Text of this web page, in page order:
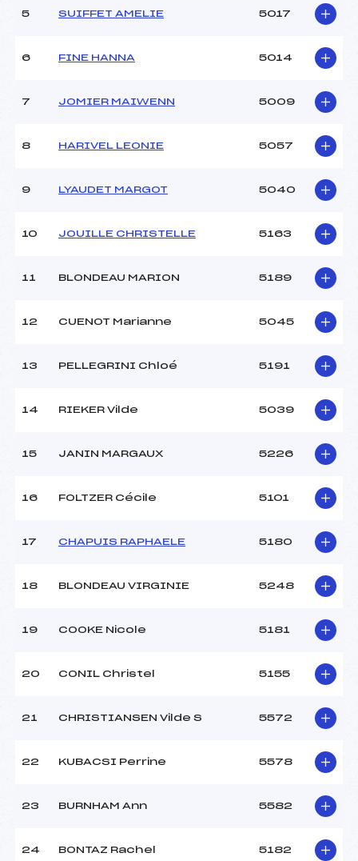
Montée Max. :
Coefficient :
1400
5 SUIFFET AMELIE 5017
6 FINE HANNA 5014
7 JOMIER MAIWENN 5009
8 HARIVEL LEONIE 5057
9 LYAUDET MARGOT 5040
10 JOUILLE CHRISTELLE 5163
11 BLONDEAU MARION 5189
12 CUENOT Marianne 5045
13 PELLEGRINI Chloé 5191
14 RIEKER Vilde 5039
15 JANIN MARGAUX 5226
16 FOLTZER Cécile 5101
17 CHAPUIS RAPHAELE 5180
18 BLONDEAU VIRGINIE 5248
19 COOKE Nicole 5181
20 CONIL Christel 5155
21 CHRISTIANSEN Vilde S 5572
22 KUBACSI Perrine 5578
23 BURNHAM Ann 5582
24 BONTAZ Rachel 5182